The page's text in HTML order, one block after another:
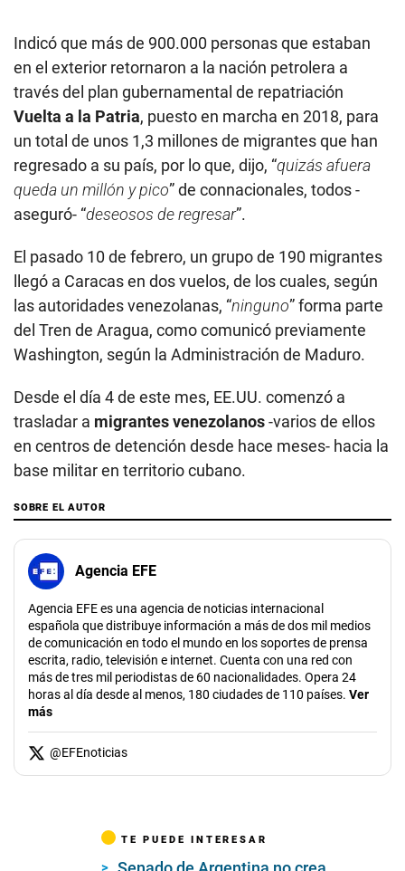
Indicó que más de 900.000 personas que estaban
en el exterior retornaron a la nación petrolera a
través del plan gubernamental de repatriación
Vuelta a la Patria, puesto en marcha en 2018, para
un total de unos 1,3 millones de migrantes que han
regresado a su país, por lo que, dijo, “quizás afuera
queda un millón y pico” de connacionales, todos -
aseguró- “deseosos de regresar”.
El pasado 10 de febrero, un grupo de 190 migrantes
llegó a Caracas en dos vuelos, de los cuales, según
las autoridades venezolanas, “ninguno” forma parte
del Tren de Aragua, como comunicó previamente
Washington, según la Administración de Maduro.
Desde el día 4 de este mes, EE.UU. comenzó a
trasladar a migrantes venezolanos-varios de ellos
en centros de detención desde hace meses- hacia la
base militar en territorio cubano.
SOBRE EL AUTOR
Agencia EFE
Agencia EFE es una agencia de noticias internacional
española que distribuye información a más de dos mil medios
de comunicación en todo el mundo en los soportes de prensa
escrita, radio, televisión e internet. Cuenta con una red con
más de tres mil periodistas de 60 nacionalidades. Opera 24
horas al día desde al menos, 180 ciudades de 110 países. Ver
más
@EFEnoticias
TE PUEDE INTERESAR